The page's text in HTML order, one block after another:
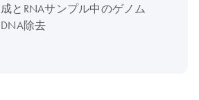
成とRNAサンプル中のゲノム
DNA除去